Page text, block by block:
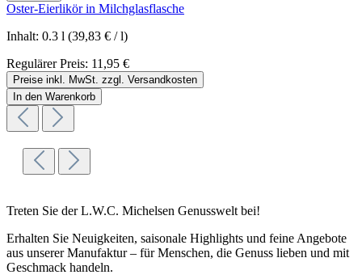
Oster-Eierlikör in Milchglasflasche
Inhalt: 0.3 l (39,83 € / l)
Regulärer Preis: 11,95 €
Preise inkl. MwSt. zzgl. Versandkosten
In den Warenkorb
Treten Sie der L.W.C. Michelsen Genusswelt bei!
Erhalten Sie Neuigkeiten, saisonale Highlights und feine Angebote
aus unserer Manufaktur – für Menschen, die Genuss lieben und mit
Geschmack handeln.